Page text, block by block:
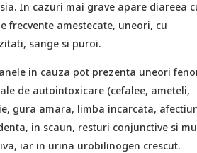
In cazuri mai grave apare diareea
frecvente amestecate, uneori, cu
sange si puroi.
in cauza pot prezenta uneori
de autointoxicare (cefalee, ameteli,
gura amara, limba incarcata,
in scaun, resturi conjunctive si
iar in urina urobilinogen crescut.